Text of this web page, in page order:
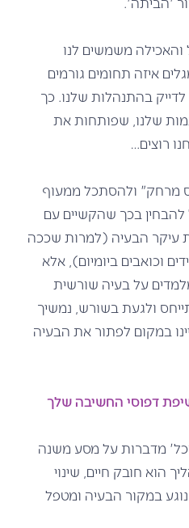
והאכילה משמשים לנו
איזה תחומים גורמים
בהתנהלות שלנו. כך
שלנו, שפותחות את
רוצים…
מרחק" ולהסתכל ממעוף
להבחין בכך שהקשיים עם
עיקר הבעיה (למרות שככה
וכואבים ביומיום), אלא
על בעיה שורשית
ולגעת בשורש , נמשיך
במקום לפתור את הבעיה
דפוסי החשיבה שלך
מדברות על מסע משנה
הוא חובק חיים, שינוי
במקור הבעיה ומטפל